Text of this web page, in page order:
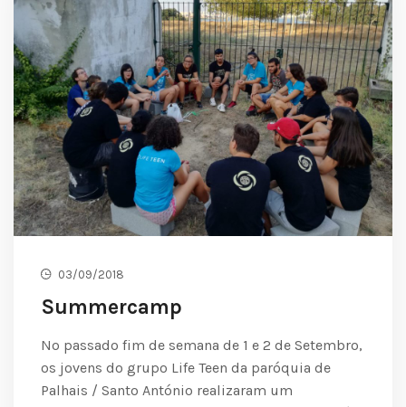
03/09/2018
Summercamp
No passado fim de semana de 1 e 2 de Setembro,
os jovens do grupo Life Teen da paróquia de
Palhais / Santo António realizaram um